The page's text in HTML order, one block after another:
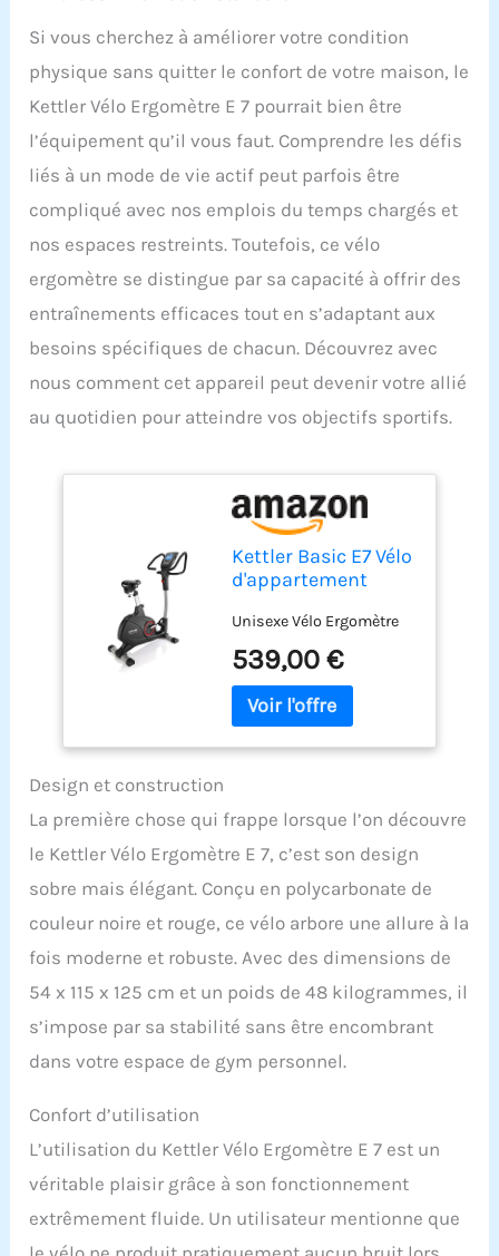
Si vous cherchez à améliorer votre condition
physique sans quitter le confort de votre maison, le
Kettler Vélo Ergomètre E 7 pourrait bien être
l’équipement qu’il vous faut. Comprendre les défis
liés à un mode de vie actif peut parfois être
compliqué avec nos emplois du temps chargés et
nos espaces restreints. Toutefois, ce vélo
ergomètre se distingue par sa capacité à offrir des
entraînements efficaces tout en s’adaptant aux
besoins spécifiques de chacun. Découvrez avec
nous comment cet appareil peut devenir votre allié
au quotidien pour atteindre vos objectifs sportifs.
Kettler Basic E7 Vélo
d'appartement
Unisexe Vélo Ergomètre
539,00 €
Design et construction
La première chose qui frappe lorsque l’on découvre
le Kettler Vélo Ergomètre E 7, c’est son design
sobre mais élégant. Conçu en polycarbonate de
couleur noire et rouge, ce vélo arbore une allure à la
fois moderne et robuste. Avec des dimensions de
54 x 115 x 125 cm et un poids de 48 kilogrammes, il
s’impose par sa stabilité sans être encombrant
dans votre espace de gym personnel.
Confort d’utilisation
L’utilisation du Kettler Vélo Ergomètre E 7 est un
véritable plaisir grâce à son fonctionnement
extrêmement fluide. Un utilisateur mentionne que